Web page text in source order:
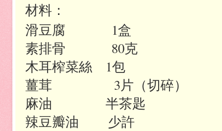
材料：
滑豆腐
1盒
素排骨
80克
木耳榨菜絲
1包
薑茸
3片（切碎）
麻油
半茶匙
辣豆瓣油
少許